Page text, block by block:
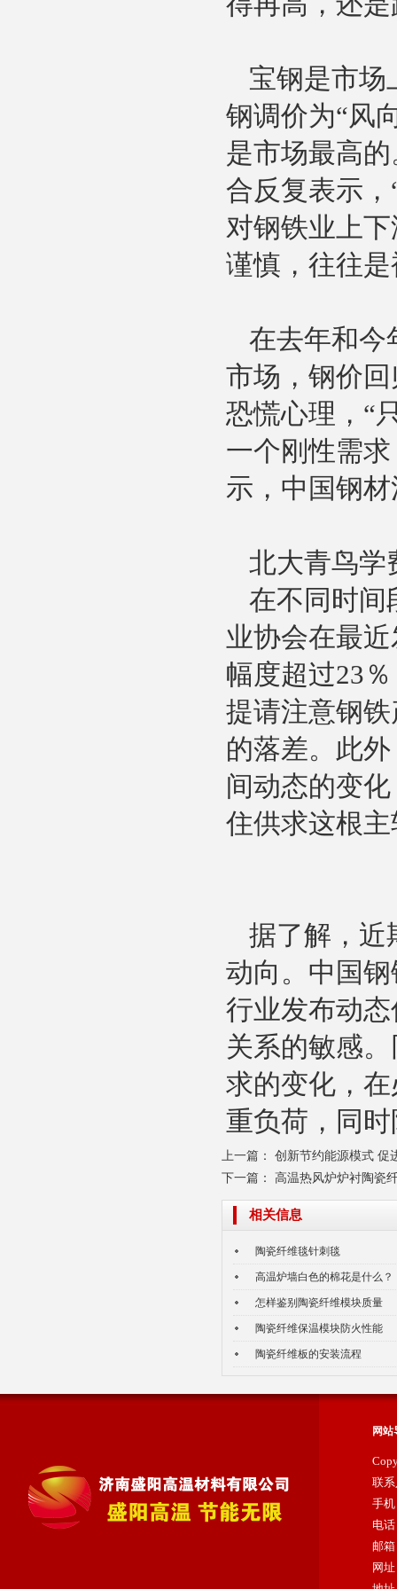
宝钢是市场
钢调价为“风
是市场最高
合反复表示
对钢铁业上
谨慎，往往
在去年和今
市场，钢价
恐慌心理，“
一个刚性需
示，中国钢
北大青鸟学
在不同时间
业协会在最
幅度超过23
提请注意钢
的落差。此
间动态的变
住供求这根
据了解，近
动向。中国
行业发布动
关系的敏感
求的变化，
重负荷，同
上一篇： 创新节约能源模式 促
下一篇： 高温热风炉炉衬陶瓷
相关信息
陶瓷纤维毯针刺毯
高温炉墙白色的棉花是什么？
怎样鉴别陶瓷纤维模块质量
陶瓷纤维保温模块防火性能
陶瓷纤维板的安装流程
网站
联
手机
电
邮箱
网